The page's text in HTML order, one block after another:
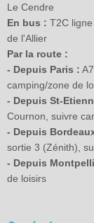
Le Cendre
En bus : T2C
de l'Allier
Par la route :
- Depuis Paris :
camping/zone de
- Depuis St-
Cournon, suivre
- Depuis
sortie 3 (Zénith),
- Depuis
de loisirs